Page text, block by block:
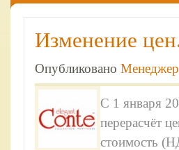
Изменение
Опубликовано Менеджер
С 1 января
перерасчёт
стоимость